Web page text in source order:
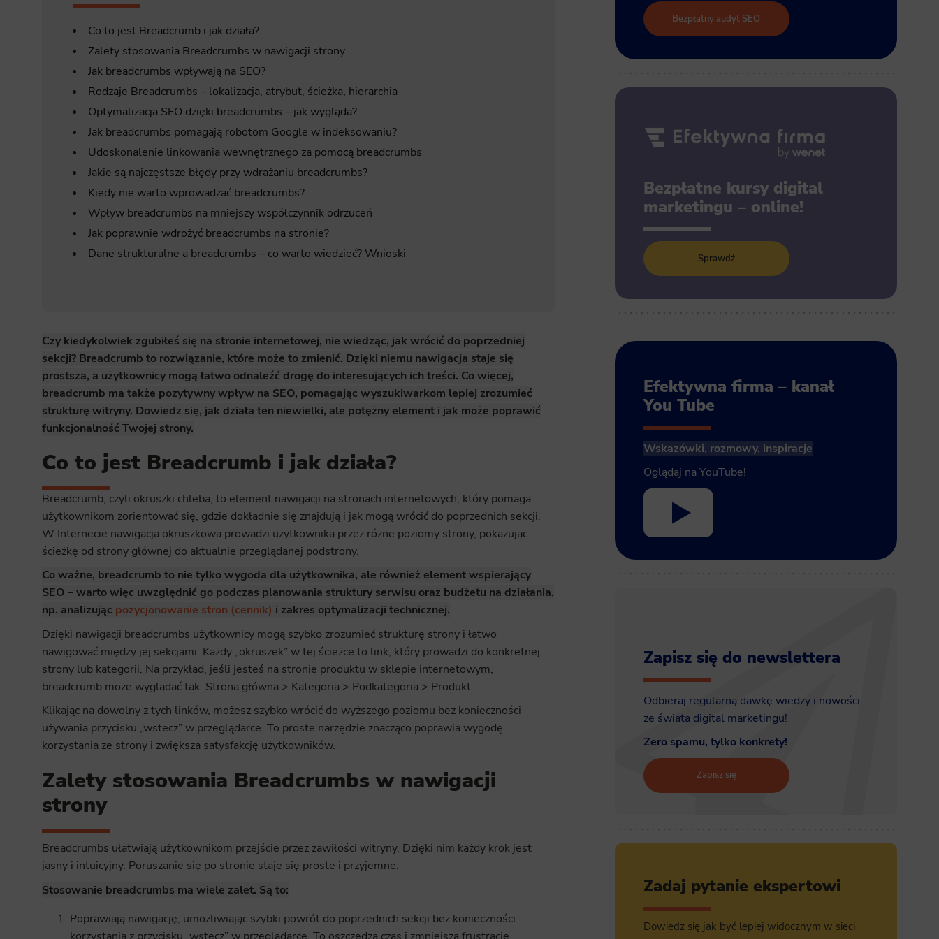
Co to jest Breadcrumb i jak działa?
Zalety stosowania Breadcrumbs w nawigacji strony
Jak breadcrumbs wpływają na SEO?
Rodzaje Breadcrumbs – lokalizacja, atrybut, ścieżka, hierarchia
Optymalizacja SEO dzięki breadcrumbs – jak wygląda?
Jak breadcrumbs pomagają robotom Google w indeksowaniu?
Udoskonalenie linkowania wewnętrznego za pomocą breadcrumbs
Jakie są najczęstsze błędy przy wdrażaniu breadcrumbs?
Kiedy nie warto wprowadzać breadcrumbs?
Wpływ breadcrumbs na mniejszy współczynnik odrzuceń
Jak poprawnie wdrożyć breadcrumbs na stronie?
Dane strukturalne a breadcrumbs – co warto wiedzieć? Wnioski
Czy kiedykolwiek zgubiłeś się na stronie internetowej, nie wiedząc, jak wrócić do poprzedniej
sekcji? Breadcrumb to rozwiązanie, które może to zmienić. Dzięki niemu nawigacja staje się
prostsza, a użytkownicy mogą łatwo odnaleźć drogę do interesujących ich treści. Co więcej,
breadcrumb ma także pozytywny wpływ na SEO, pomagając wyszukiwarkom lepiej zrozumieć
strukturę witryny. Dowiedz się, jak działa ten niewielki, ale potężny element i jak może poprawić
funkcjonalność Twojej strony.
Co to jest Breadcrumb i jak działa?
Breadcrumb, czyli okruszki chleba, to element nawigacji na stronach internetowych, który pomaga
użytkownikom zorientować się, gdzie dokładnie się znajdują i jak mogą wrócić do poprzednich sekcji.
W Internecie nawigacja okruszkowa prowadzi użytkownika przez różne poziomy strony, pokazując
ścieżkę od strony głównej do aktualnie przeglądanej podstrony.
Co ważne, breadcrumb to nie tylko wygoda dla użytkownika, ale również element wspierający
SEO – warto więc uwzględnić go podczas planowania struktury serwisu oraz budżetu na działania,
np. analizując pozycjonowanie stron (cennik) i zakres optymalizacji technicznej.
Dzięki nawigacji breadcrumbs użytkownicy mogą szybko zrozumieć strukturę strony i łatwo
nawigować między jej sekcjami. Każdy „okruszek” w tej ścieżce to link, który prowadzi do konkretnej
strony lub kategorii. Na przykład, jeśli jesteś na stronie produktu w sklepie internetowym,
breadcrumb może wyglądać tak: Strona główna > Kategoria > Podkategoria > Produkt.
Klikając na dowolny z tych linków, możesz szybko wrócić do wyższego poziomu bez konieczności
używania przycisku „wstecz” w przeglądarce. To proste narzędzie znacząco poprawia wygodę
korzystania ze strony i zwiększa satysfakcję użytkowników.
Zalety stosowania Breadcrumbs w nawigacji
strony
Breadcrumbs ułatwiają użytkownikom przejście przez zawiłości witryny. Dzięki nim każdy krok jest
jasny i intuicyjny. Poruszanie się po stronie staje się proste i przyjemne.
Stosowanie breadcrumbs ma wiele zalet. Są to:
Poprawiają nawigację, umożliwiając szybki powrót do poprzednich sekcji bez konieczności
Bezpłatny audyt SEO
Bezpłatne kursy digital
marketingu – online!
Sprawdź
Efektywna firma – kanał
You Tube
Wskazówki, rozmowy, inspiracje
Oglądaj na YouTube!
Zapisz się do newslettera
Odbieraj regularną dawkę wiedzy i nowości
ze świata digital marketingu!
Zero spamu, tylko konkrety!
Zapisz się
Zadaj pytanie ekspertowi
Dowiedz się jak być lepiej widocznym w sieci